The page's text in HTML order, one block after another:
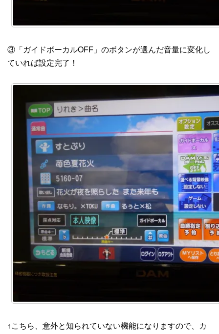
③「ガイドボーカルOFF」のボタンが選んだ音量に変化し
ていれば設定完了！
↑こちら、意外と知られていない機能になりますので、カ